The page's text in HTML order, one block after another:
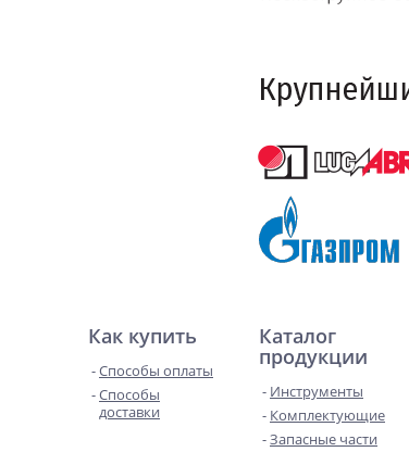
Как купить
Способы оплаты
Способы
доставки
Каталог
продукции
Инструменты
Комплектующие
Запасные части